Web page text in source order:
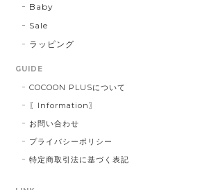
Baby
Sale
ラッピング
GUIDE
COCOON PLUSについて
〖Information〗
お問い合わせ
プライバシーポリシー
特定商取引法に基づく表記